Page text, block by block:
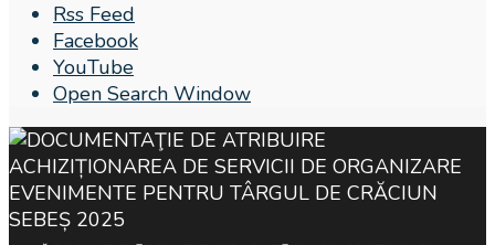
Rss Feed
Facebook
YouTube
Open Search Window